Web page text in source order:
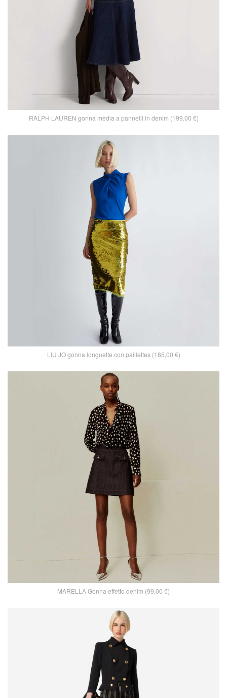
RALPH LAUREN gonna media a pannelli in denim (199,00 €)
LIU JO gonna longuette con paillettes (185,00 €)
MARELLA Gonna effetto denim (99,00 €)